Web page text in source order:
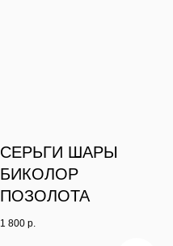
СЕРЬГИ ШАРЫ
БИКОЛОР
ПОЗОЛОТА
1 800 р.